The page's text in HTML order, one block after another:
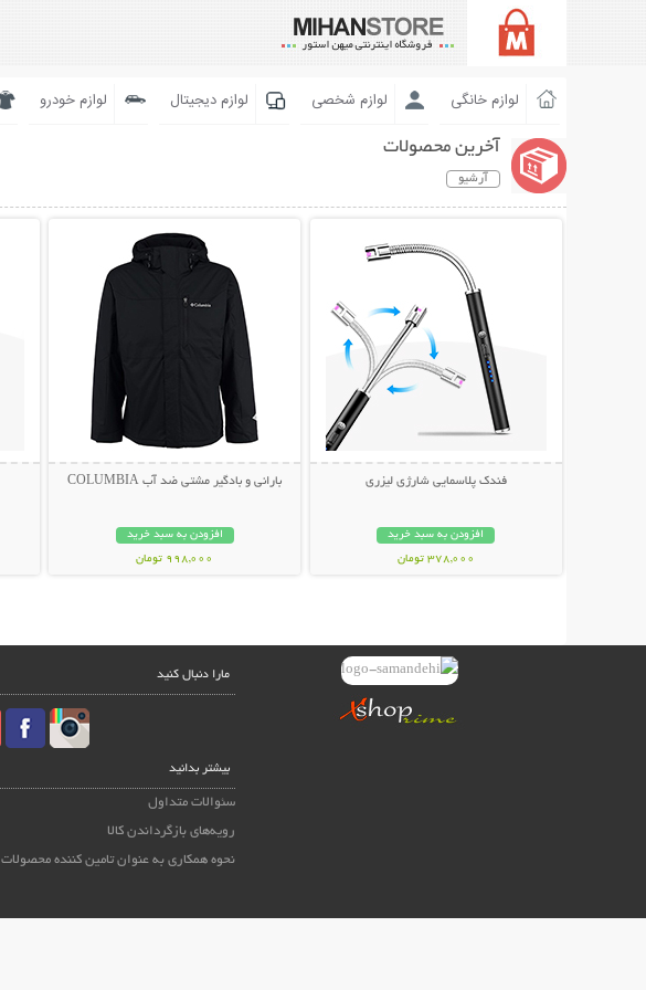
لوازم خانگی لوازم شخصی لوازم دیجیتال لوازم خودرو
آخرین محصولات
آرشیو
فندک پلاسمایی شارژی لیزری
افزودن به سبد خرید
378,000 تومان
بارانی و بادگیر مشتی ضد آب COLUMBIA
افزودن به سبد خرید
998,000 تومان
مارا دنبال کنید
بیشتر بدانید
سئوالات متداول
رویه‌های بازگرداندن کالا
نحوه همکاری به عنوان تامین کننده محصولات